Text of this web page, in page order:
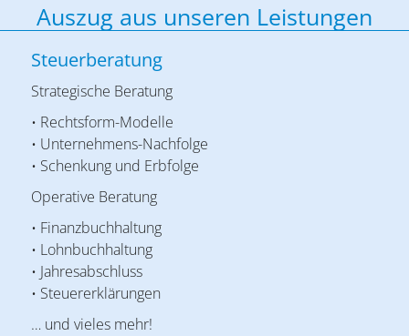
Auszug aus unseren Leistungen
Steuerberatung
Strategische Beratung
• Rechtsform-Modelle
• Unternehmens-Nachfolge
• Schenkung und Erbfolge
Operative Beratung
• Finanzbuchhaltung
• Lohnbuchhaltung
• Jahresabschluss
• Steuererklärungen
… und vieles mehr!